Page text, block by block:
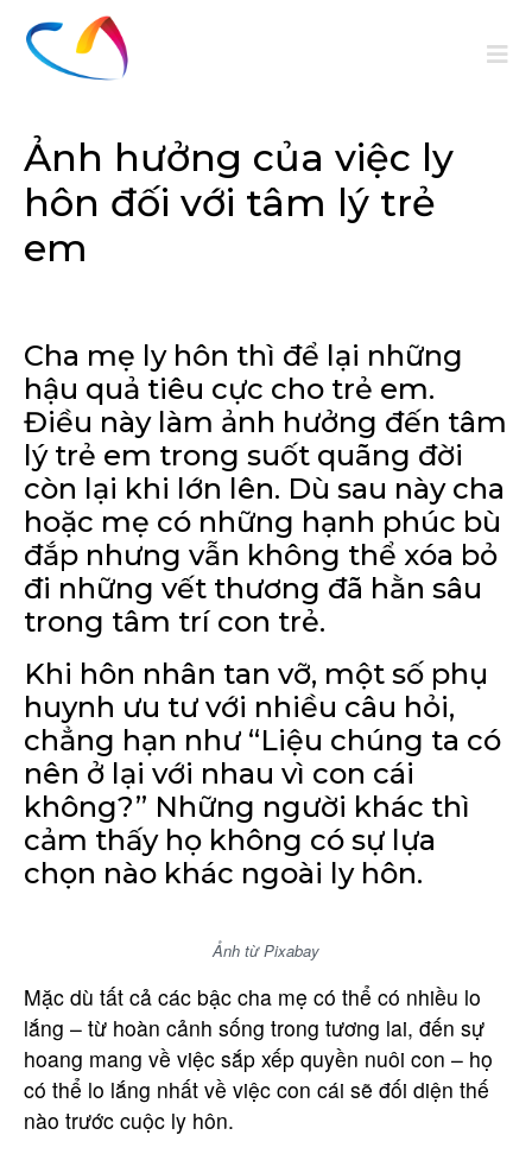
Ảnh hưởng của việc ly
hôn đối với tâm lý trẻ
em
Cha mẹ ly hôn thì để lại những
hậu quả tiêu cực cho trẻ em.
Điều này làm ảnh hưởng đến tâm
lý trẻ em trong suốt quãng đời
còn lại khi lớn lên. Dù sau này cha
hoặc mẹ có những hạnh phúc bù
đắp nhưng vẫn không thể xóa bỏ
đi những vết thương đã hằn sâu
trong tâm trí con trẻ.
Khi hôn nhân tan vỡ, một số phụ
huynh ưu tư với nhiều câu hỏi,
chẳng hạn như “Liệu chúng ta có
nên ở lại với nhau vì con cái
không?” Những người khác thì
cảm thấy họ không có sự lựa
chọn nào khác ngoài ly hôn.
Ảnh từ Pixabay
Mặc dù tất cả các bậc cha mẹ có thể có nhiều lo
lắng – từ hoàn cảnh sống trong tương lai, đến sự
hoang mang về việc sắp xếp quyền nuôi con – họ
có thể lo lắng nhất về việc con cái sẽ đối diện thế
nào trước cuộc ly hôn.